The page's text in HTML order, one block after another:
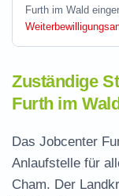
Furth im Wald
Zuständige
Furth im
Das Jobcenter
Anlaufstelle für
Cham. Der